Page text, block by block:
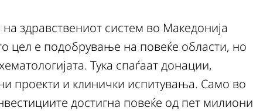
здравствениот систем во Македонија
цел е подобрување на повеќе области, но
Тука спаѓаат донации,
проекти и клинички испитувања. Само во
достигна повеќе од пет милиони